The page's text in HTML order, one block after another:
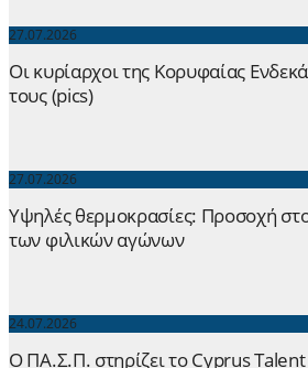
27.07.2026
Οι κυρίαρχοι της Κορυφαίας
τους (pics)
27.07.2026
Yψηλές θερμοκρασίες: Προσοχή
των φιλικών αγώνων
24.07.2026
Ο ΠΑ.Σ.Π. στηρίζει το Cyprus